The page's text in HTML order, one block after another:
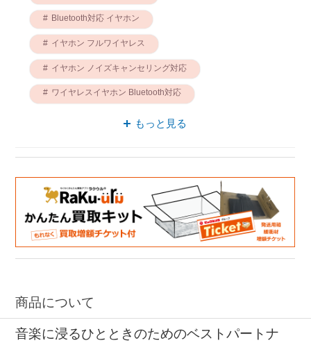
Bluetooth対応 イヤホン
イヤホン フルワイヤレス
イヤホン ノイズキャンセリング対応
ワイヤレスイヤホン Bluetooth対応
ワイヤレス接続 ノイズキャンセリング対応
ノイズキャンセリング対応 フルワイヤレス
Bluetooth対応 フルワイヤレス
もっと見る
商品について
音楽に浸るひとときのためのベストパートナ